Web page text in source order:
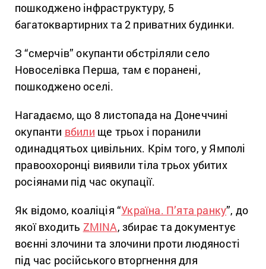
пошкоджено інфраструктуру, 5
багатоквартирних та 2 приватних будинки.
З “смерчів” окупанти обстріляли село
Новоселівка Перша, там є поранені,
пошкоджено оселі.
Нагадаємо, що 8 листопада на Донеччині
окупанти вбили ще трьох і поранили
одинадцятьох цивільних. Крім того, у Ямполі
правоохоронці виявили тіла трьох убитих
росіянами під час окупації.
Як відомо, коаліція “Україна. П’ята ранку”, до
якої входить ZMINA, збирає та документує
воєнні злочини та злочини проти людяності
під час російського вторгнення для